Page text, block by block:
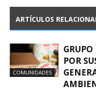
ARTÍCULOS
COMUNIDADES
POR